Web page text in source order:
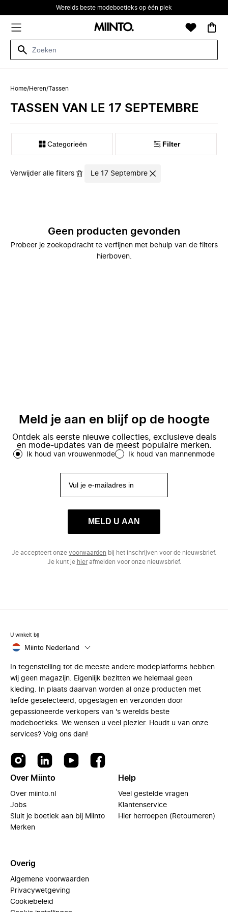
Werelds beste modeboetieks op één plek
Home/Heren/Tassen
TASSEN VAN LE 17 SEPTEMBRE
Categorieën Filter
Verwijder alle filters Le 17 Septembre
Geen producten gevonden
Probeer je zoekopdracht te verfijnen met behulp van de filters
hierboven.
Meld je aan en blijf op de hoogte
Ontdek als eerste nieuwe collecties, exclusieve deals
en mode-updates van de meest populaire merken.
Ik houd van vrouwenmode Ik houd van mannenmode
MELD U AAN
Je accepteert onze voorwaarden bij het inschrijven voor de nieuwsbrief.
Je kunt je hierafmelden voor onze nieuwsbrief.
U winkelt bij
Miinto Nederland
In tegenstelling tot de meeste andere modeplatforms hebben
wij geen magazijn. Eigenlijk bezitten we helemaal geen
kleding. In plaats daarvan worden al onze producten met
liefde geselecteerd, opgeslagen en verzonden door
gepassioneerde verkopers van 's werelds beste
modeboetieks. We wensen u veel plezier. Houdt u van onze
services? Volg ons dan!
Over Miinto
Over miinto.nl
Jobs
Sluit je boetiek aan bij Miinto
Merken
Help
Veel gestelde vragen
Klantenservice
Hier herroepen (Retourneren)
Overig
Algemene voorwaarden
Privacywetgeving
Cookiebeleid